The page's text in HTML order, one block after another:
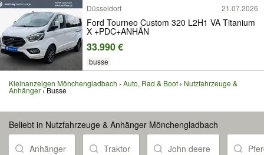
Düsseldorf
21.07.2026
Ford Tourneo Custom 320 L2H1 VA Titanium
X +PDC+ANHÄN
33.990 €
busse
Kleinanzeigen Mönchengladbach Auto, Rad & Boot Nutzfahrzeuge &
Anhänger Busse
Beliebt in Nutzfahrzeuge & Anhänger Mönchengladbach
Anhänger Traktor John deere